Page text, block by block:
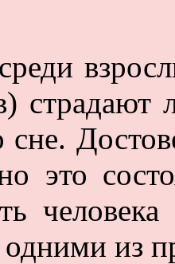
страдают
сне.
это
из